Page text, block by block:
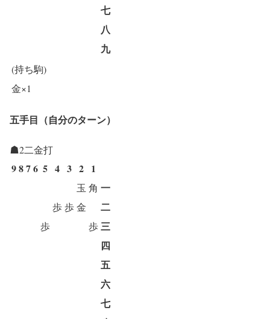
七
八
九
(持ち駒)
金×1
五手目（自分のターン）
☗2二金打
9876 5 4 3 2 1
玉 角 一
歩歩金 二
歩 歩三
四
五
六
七